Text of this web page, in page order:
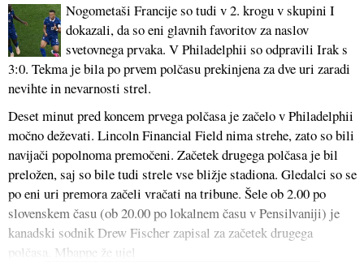
Nogometaši Francije so tudi v 2. krogu v skupini I
dokazali, da so eni glavnih favoritov za naslov
svetovnega prvaka. V Philadelphii so odpravili Irak s
3:0. Tekma je bila po prvem polčasu prekinjena za dve uri zaradi
nevihte in nevarnosti strel.
Deset minut pred koncem prvega polčasa je začelo v Philadelphii
močno deževati. Lincoln Financial Field nima strehe, zato so bili
navijači popolnoma premočeni. Začetek drugega polčasa je bil
preložen, saj so bile tudi strele vse bližje stadiona. Gledalci so se
po eni uri premora začeli vračati na tribune. Šele ob 2.00 po
slovenskem času (ob 20.00 po lokalnem času v Pensilvaniji) je
kanadski sodnik Drew Fischer zapisal za začetek drugega
polčasa. Mbappe že ujel